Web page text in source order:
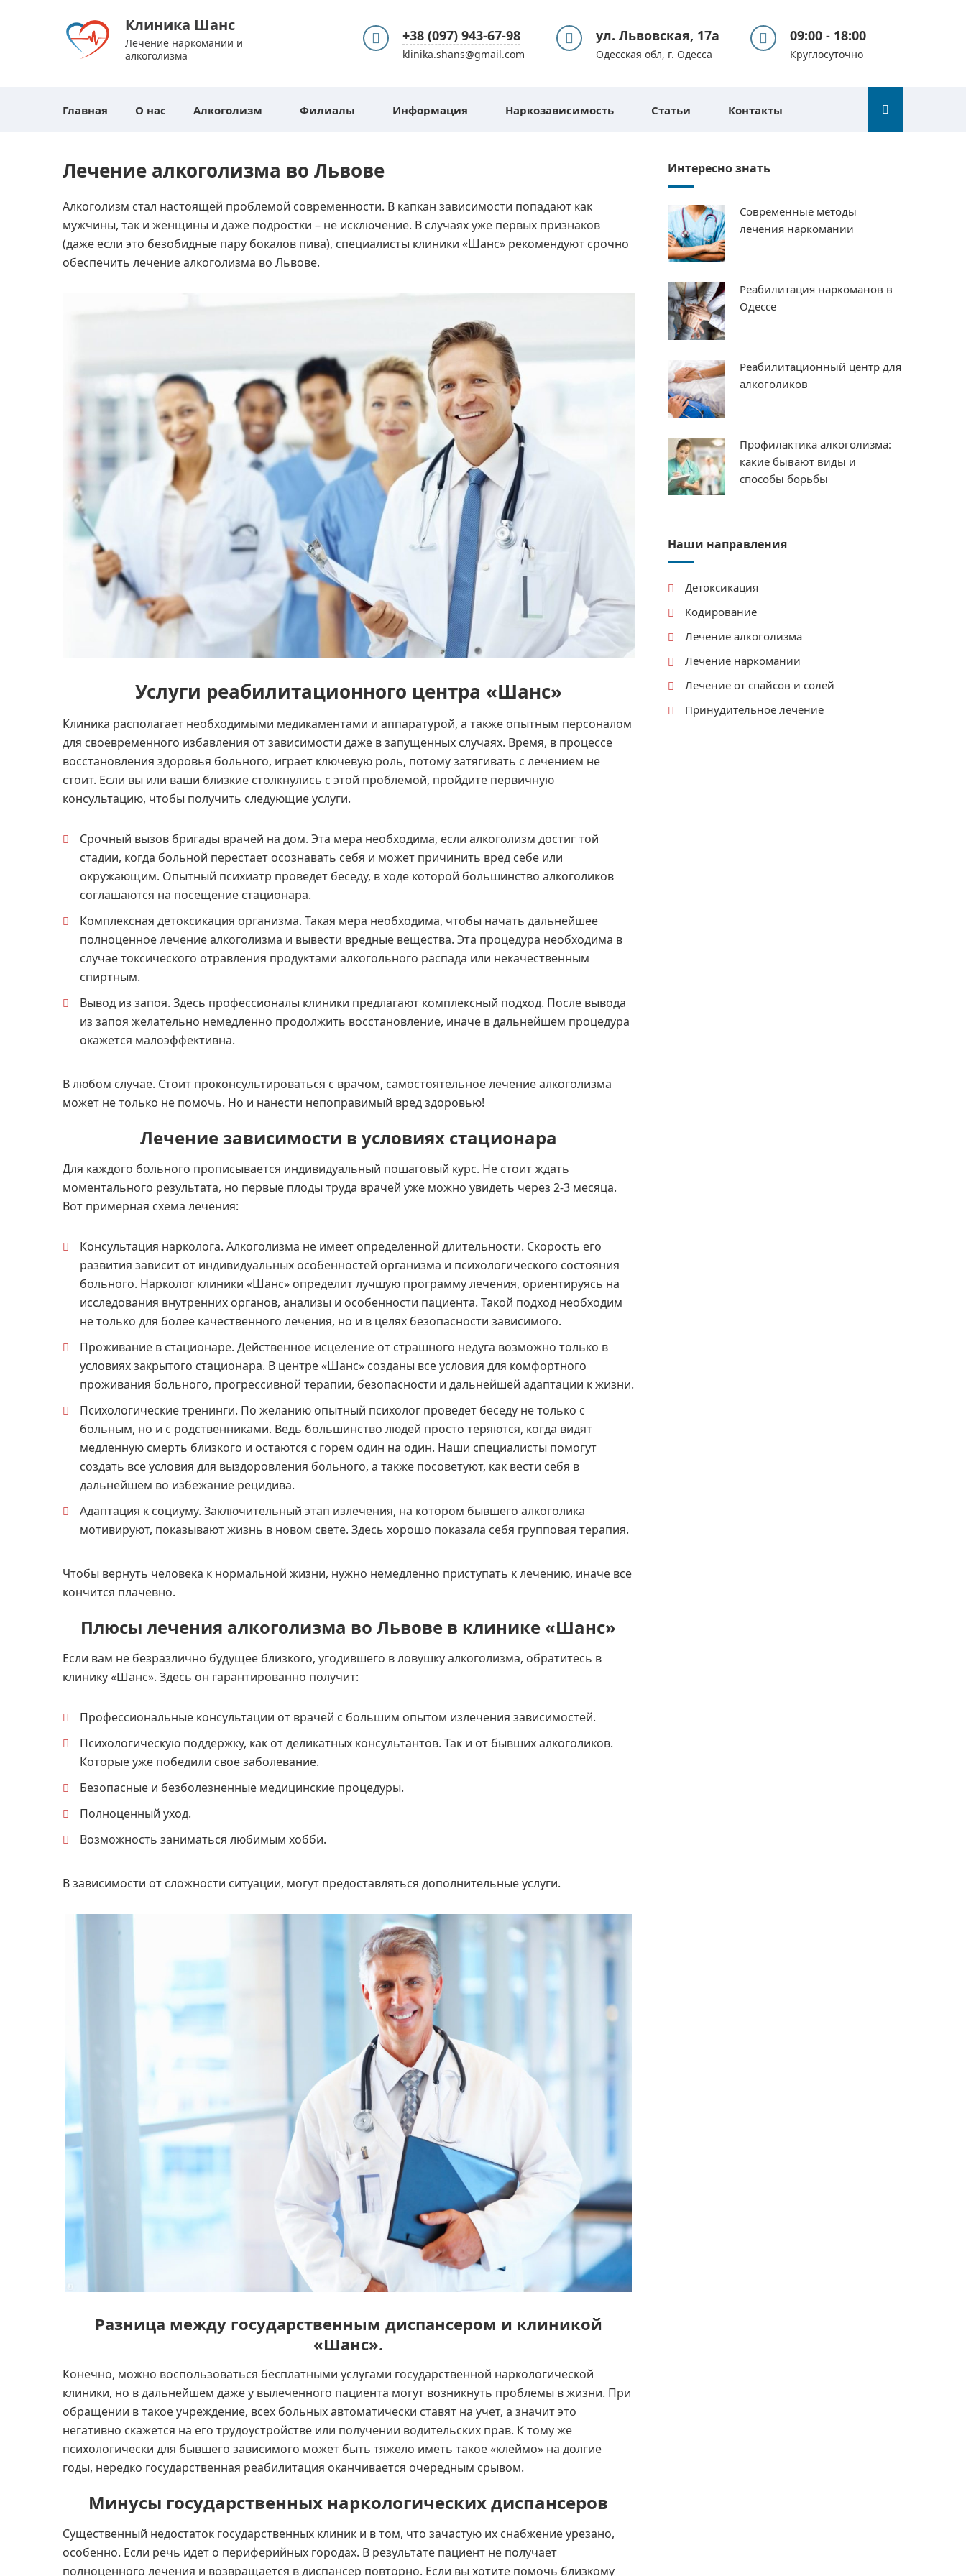
Клиника Шанс
Лечение наркомании и
алкоголизма
+38 (097) 943-67-98
klinika.shans@gmail.com
ул. Львовская, 17а
Одесская обл, г. Одесса
09:00 - 18:00
Круглосуточно
Главная О нас Алкоголизм Филиалы Информация Наркозависимость Статьи Контакты
Лечение алкоголизма во Львове
Алкоголизм стал настоящей проблемой современности. В капкан зависимости попадают как
мужчины, так и женщины и даже подростки – не исключение. В случаях уже первых признаков
(даже если это безобидные пару бокалов пива), специалисты клиники «Шанс» рекомендуют срочно
обеспечить лечение алкоголизма во Львове.
Услуги реабилитационного центра «Шанс»
Клиника располагает необходимыми медикаментами и аппаратурой, а также опытным персоналом
для своевременного избавления от зависимости даже в запущенных случаях. Время, в процессе
восстановления здоровья больного, играет ключевую роль, потому затягивать с лечением не
стоит. Если вы или ваши близкие столкнулись с этой проблемой, пройдите первичную
консультацию, чтобы получить следующие услуги.
Срочный вызов бригады врачей на дом. Эта мера необходима, если алкоголизм достиг той
стадии, когда больной перестает осознавать себя и может причинить вред себе или
окружающим. Опытный психиатр проведет беседу, в ходе которой большинство алкоголиков
соглашаются на посещение стационара.
Комплексная детоксикация организма. Такая мера необходима, чтобы начать дальнейшее
полноценное лечение алкоголизма и вывести вредные вещества. Эта процедура необходима в
случае токсического отравления продуктами алкогольного распада или некачественным
спиртным.
Вывод из запоя. Здесь профессионалы клиники предлагают комплексный подход. После вывода
из запоя желательно немедленно продолжить восстановление, иначе в дальнейшем процедура
окажется малоэффективна.
В любом случае. Стоит проконсультироваться с врачом, самостоятельное лечение алкоголизма
может не только не помочь. Но и нанести непоправимый вред здоровью!
Лечение зависимости в условиях стационара
Для каждого больного прописывается индивидуальный пошаговый курс. Не стоит ждать
моментального результата, но первые плоды труда врачей уже можно увидеть через 2-3 месяца.
Вот примерная схема лечения:
Консультация нарколога. Алкоголизма не имеет определенной длительности. Скорость его
развития зависит от индивидуальных особенностей организма и психологического состояния
больного. Нарколог клиники «Шанс» определит лучшую программу лечения, ориентируясь на
исследования внутренних органов, анализы и особенности пациента. Такой подход необходим
не только для более качественного лечения, но и в целях безопасности зависимого.
Проживание в стационаре. Действенное исцеление от страшного недуга возможно только в
условиях закрытого стационара. В центре «Шанс» созданы все условия для комфортного
проживания больного, прогрессивной терапии, безопасности и дальнейшей адаптации к жизни.
Психологические тренинги. По желанию опытный психолог проведет беседу не только с
больным, но и с родственниками. Ведь большинство людей просто теряются, когда видят
медленную смерть близкого и остаются с горем один на один. Наши специалисты помогут
создать все условия для выздоровления больного, а также посоветуют, как вести себя в
дальнейшем во избежание рецидива.
Адаптация к социуму. Заключительный этап излечения, на котором бывшего алкоголика
мотивируют, показывают жизнь в новом свете. Здесь хорошо показала себя групповая терапия.
Чтобы вернуть человека к нормальной жизни, нужно немедленно приступать к лечению, иначе все
кончится плачевно.
Плюсы лечения алкоголизма во Львове в клинике «Шанс»
Если вам не безразлично будущее близкого, угодившего в ловушку алкоголизма, обратитесь в
клинику «Шанс». Здесь он гарантированно получит:
Профессиональные консультации от врачей с большим опытом излечения зависимостей.
Психологическую поддержку, как от деликатных консультантов. Так и от бывших алкоголиков.
Которые уже победили свое заболевание.
Безопасные и безболезненные медицинские процедуры.
Полноценный уход.
Возможность заниматься любимым хобби.
В зависимости от сложности ситуации, могут предоставляться дополнительные услуги.
Разница между государственным диспансером и клиникой
«Шанс».
Конечно, можно воспользоваться бесплатными услугами государственной наркологической
клиники, но в дальнейшем даже у вылеченного пациента могут возникнуть проблемы в жизни. При
обращении в такое учреждение, всех больных автоматически ставят на учет, а значит это
негативно скажется на его трудоустройстве или получении водительских прав. К тому же
психологически для бывшего зависимого может быть тяжело иметь такое «клеймо» на долгие
годы, нередко государственная реабилитация оканчивается очередным срывом.
Минусы государственных наркологических диспансеров
Существенный недостаток государственных клиник и в том, что зачастую их снабжение урезано,
особенно. Если речь идет о периферийных городах. В результате пациент не получает
полноценного лечения и возвращается в диспансер повторно. Если вы хотите помочь близкому
Интересно знать
Современные методы
лечения наркомании
Реабилитация наркоманов в
Одессе
Реабилитационный центр для
алкоголиков
Профилактика алкоголизма:
какие бывают виды и
способы борьбы
Наши направления
Детоксикация
Кодирование
Лечение алкоголизма
Лечение наркомании
Лечение от спайсов и солей
Принудительное лечение